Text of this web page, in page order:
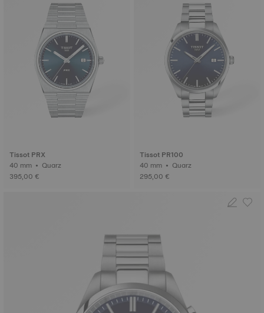
Tissot PRX
40 mm • Quarz
395,00 €
Tissot PR100
40 mm • Quarz
295,00 €